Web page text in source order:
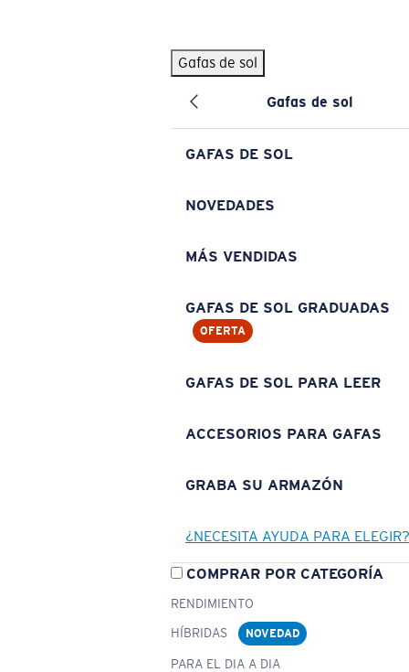
Gafas de sol
Gafas de sol
GAFAS DE SOL
NOVEDADES
MÁS VENDIDAS
GAFAS DE SOL GRADUADAS
OFERTA
GAFAS DE SOL PARA LEER
ACCESORIOS PARA GAFAS
GRABA SU ARMAZÓN
¿NECESITA AYUDA PARA ELEGIR?
COMPRAR POR CATEGORÍA
RENDIMIENTO
HÍBRIDAS
NOVEDAD
PARA EL DIA A DIA
BÚSQUEDAS POPULARES
Pilothouse PRO Limited Edition Pack Exclusivo
Gafas de sol personalizadas
Los más vendidos de gafas de sol